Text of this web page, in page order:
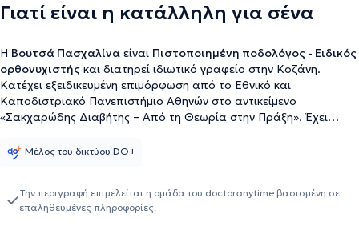
Γιατί είναι η κατάλληλη για σένα
Η Βουτσά Πασχαλίνα είναι Πιστοποιημένη ποδολόγος - Ειδικός
ορθονυχιστής και διατηρεί ιδιωτικό γραφείο στην Κοζάνη.
Κατέχει εξειδικευμένη επιμόρφωση από το Εθνικό και
Καποδιστριακό Πανεπιστήμιο Αθηνών στο αντικείμενο
«Σακχαρώδης Διαβήτης – Από τη Θεωρία στην Πράξη». Έχει
επιμορφωτικών σεμιναρίων στον τομέα της ποδολογίας,
Ποδολόγων Ελλάδος καθώς και του Πανελλήνιου Συλλόγου
Ποδολογίας και Αισθητικής Άκρων, προσφέροντας υπεύθυνες και
Μέλος του δικτύου DO+
Την περιγραφή επιμελείται η ομάδα του doctoranytime βασισμένη σε
επαληθευμένες πληροφορίες.